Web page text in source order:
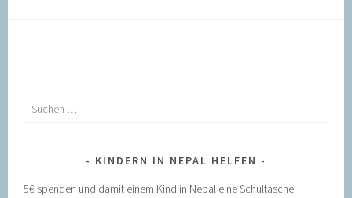
Suchen
KINDERN IN NEPAL HELFEN
5€ spenden und damit einem Kind in Nepal eine Schultasche